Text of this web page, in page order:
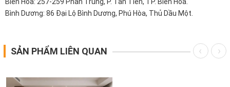
Bình Dương: 86 Đại Lộ Bình Dương, Phú Hòa, Thủ Dầu Một.
SẢN PHẨM LIÊN QUAN